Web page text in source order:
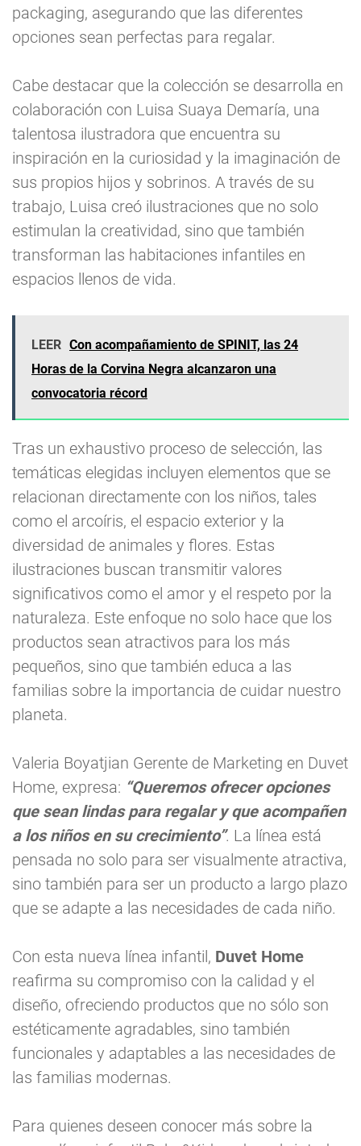
packaging, asegurando que las diferentes
opciones sean perfectas para regalar.
Cabe destacar que la colección se desarrolla en
colaboración con Luisa Suaya Demaría, una
talentosa ilustradora que encuentra su
inspiración en la curiosidad y la imaginación de
sus propios hijos y sobrinos. A través de su
trabajo, Luisa creó ilustraciones que no solo
estimulan la creatividad, sino que también
transforman las habitaciones infantiles en
espacios llenos de vida.
LEER Con acompañamiento de SPINIT, las 24
Horas de la Corvina Negra alcanzaron una
convocatoria récord
Tras un exhaustivo proceso de selección, las
temáticas elegidas incluyen elementos que se
relacionan directamente con los niños, tales
como el arcoíris, el espacio exterior y la
diversidad de animales y flores. Estas
ilustraciones buscan transmitir valores
significativos como el amor y el respeto por la
naturaleza. Este enfoque no solo hace que los
productos sean atractivos para los más
pequeños, sino que también educa a las
familias sobre la importancia de cuidar nuestro
planeta.
Valeria Boyatjian Gerente de Marketing en Duvet
Home, expresa: “Queremos ofrecer opciones
que sean lindas para regalar y que acompañen
a los niños en su crecimiento”. La línea está
pensada no solo para ser visualmente atractiva,
sino también para ser un producto a largo plazo
que se adapte a las necesidades de cada niño.
Con esta nueva línea infantil, Duvet Home
reafirma su compromiso con la calidad y el
diseño, ofreciendo productos que no sólo son
estéticamente agradables, sino también
funcionales y adaptables a las necesidades de
las familias modernas.
Para quienes deseen conocer más sobre la